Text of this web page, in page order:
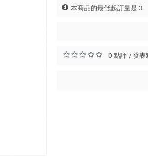
本商品的最低起訂量是 3
0 點評/發表